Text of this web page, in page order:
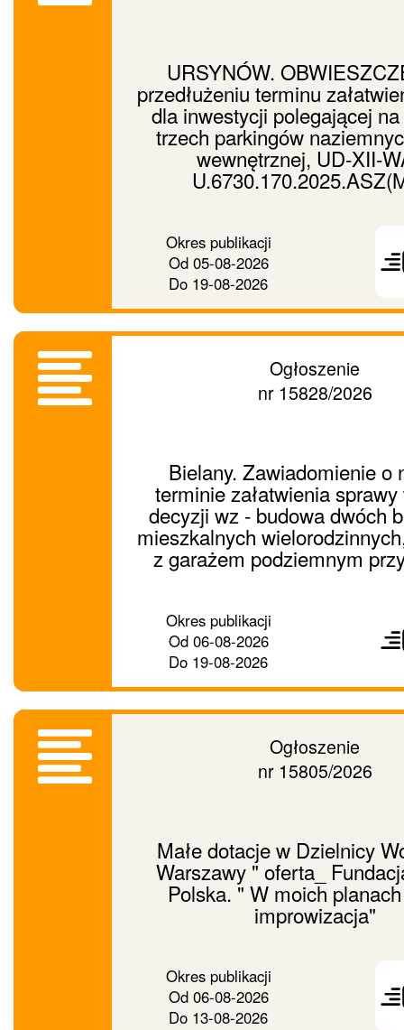
URSYNÓW.
przedłużeniu terminu
dla inwestycji polegającej
trzech parkingów
wewnętrznej, UD-XII-
Okres publikacji
Od05-08-2026
Do 19-08-2026
dalej
Ogłoszenie
nr 15828/2026
Bielany. Zawiadomienie o
terminie załatwienia
decyzji wz - budowa dwóch
mieszkalnych
z garażem podziemnym
Okres publikacji
Od06-08-2026
Do 19-08-2026
dalej
Ogłoszenie
nr 15805/2026
Małe dotacje w Dzielnicy
Warszawy " oferta_
Polska. " W moich
improwizacja"
Okres publikacji
Od06-08-2026
Do 13-08-2026
dalej